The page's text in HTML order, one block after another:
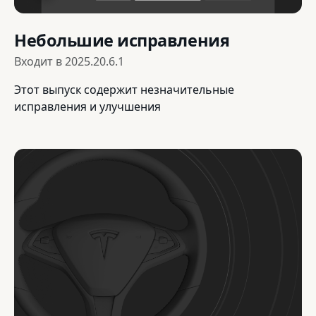
Небольшие исправления
Входит в2025.20.6.1
Этот выпуск содержит незначительные
исправления и улучшения